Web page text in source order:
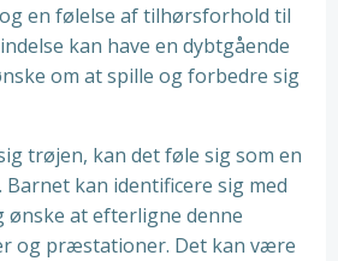
en følelse af tilhørsforhold til
kan have en dybtgående
om at spille og forbedre sig
trøjen, kan det føle sig som en
kan identificere sig med
at efterligne denne
og præstationer. Det kan være